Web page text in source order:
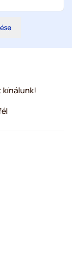
kínálunk!